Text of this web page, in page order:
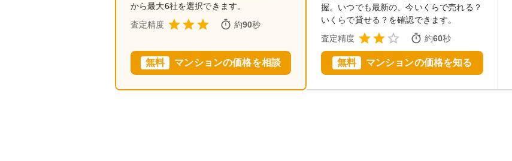
から最大6社を選択できます。
査定精度
約90秒
無料 マンションの価格を相談
握。いつでも最新の、今いくらで売れる？
いくらで貸せる？を確認できます。
査定精度
約60秒
無料 マンションの価格を知る